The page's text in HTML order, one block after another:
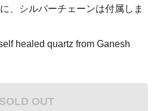
、シルバーチェーンは付属しま
healed quartz from Ganesh
SOLD OUT